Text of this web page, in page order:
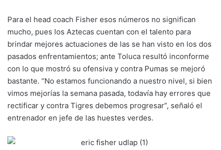
Para el head coach Fisher esos números no significan
mucho, pues los Aztecas cuentan con el talento para
brindar mejores actuaciones de las se han visto en los dos
pasados enfrentamientos; ante Toluca resultó inconforme
con lo que mostró su ofensiva y contra Pumas se mejoró
bastante. “No estamos funcionando a nuestro nivel, si bien
vimos mejorías la semana pasada, todavía hay errores que
rectificar y contra Tigres debemos progresar”, señaló el
entrenador en jefe de las huestes verdes.